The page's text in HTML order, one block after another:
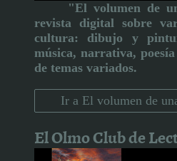
"El volumen de
revista digital sobre
cultura:
dibujo y
música, narrativa,
de temas variados.
Ir a El volumen de
El Olmo Club de